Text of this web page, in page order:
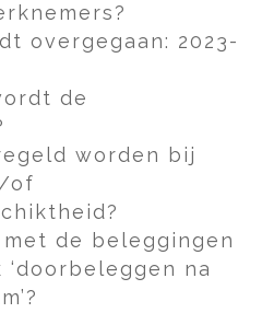
overgegaan: 2023-
de
worden bij
of
de beleggingen
na